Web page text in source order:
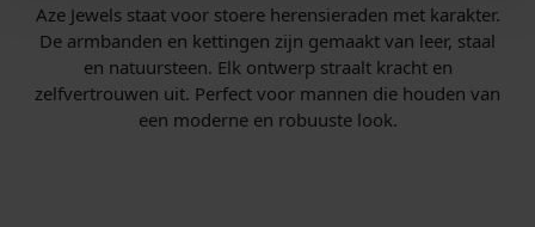
Aze Jewels staat voor stoere heren­sieraden met karakter.
De armbanden en kettingen zijn gemaakt van leer, staal
en natuursteen. Elk ontwerp straalt kracht en
zelfvertrouwen uit. Perfect voor mannen die houden van
een moderne en robuuste look.